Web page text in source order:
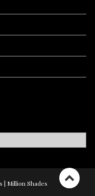
| Million Shades